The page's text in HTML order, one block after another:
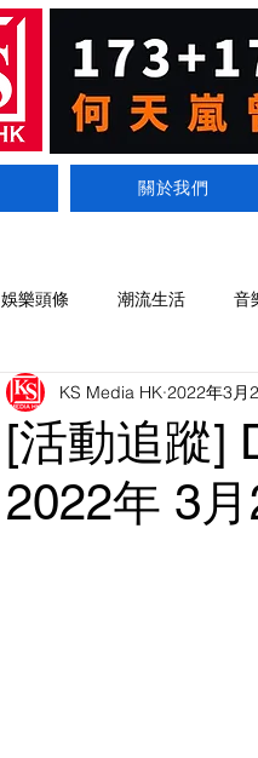
關於我們
娛樂頭條 潮流生活 音
[活動追蹤]
2022年 3
KS Media HK 2022年3月